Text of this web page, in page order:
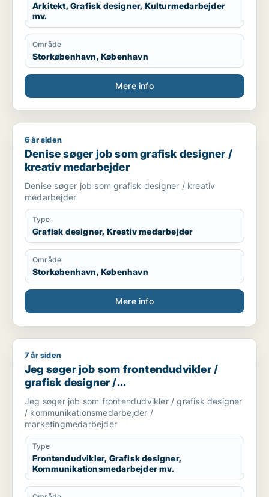
Arkitekt, Grafisk designer, Kulturmedarbejder
mv.
Område
Storkøbenhavn, København
Mere info
Denise søger job som grafisk designer / kreativ medarbejder
6 år siden
Denise søger job som grafisk designer /
kreativ medarbejder
Denise søger job som grafisk designer / kreativ
medarbejder
Type
Grafisk designer, Kreativ medarbejder
Område
Storkøbenhavn, København
Mere info
Jeg søger job som frontendudvikler / grafisk designer /
7 år siden
Jeg søger job som frontendudvikler /
grafisk designer /
kommunikationsmedarbejder /
marketingmedarbejder
Jeg søger job som frontendudvikler / grafisk designer
/ kommunikationsmedarbejder /
marketingmedarbejder
Type
Frontendudvikler, Grafisk designer,
Kommunikationsmedarbejder mv.